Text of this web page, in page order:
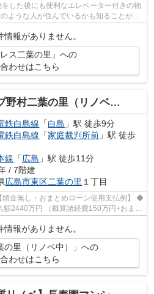
した後にも便利なエレベーター付きの物
ような人が住んでいるかも知ることがで
を...
報がありません。
レス二葉の里」への
わせはこちら
野村二葉の里（リノベ中）
鉄白島線 「白島 」駅 徒歩9分
鉄白島線 「家庭裁判所前 」駅 徒歩
線 「広島 」駅 徒歩11分
/ 7階建
広島市東区二葉の里 １丁目
2440万円 （概算諸経費150万円+おまと
報がありません。
の里（リノベ中）」への
わせはこちら